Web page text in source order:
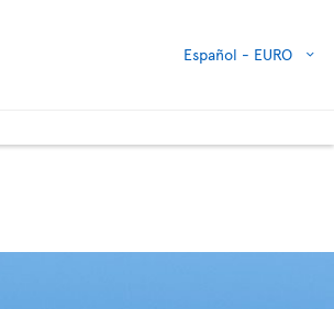
Español - EURO